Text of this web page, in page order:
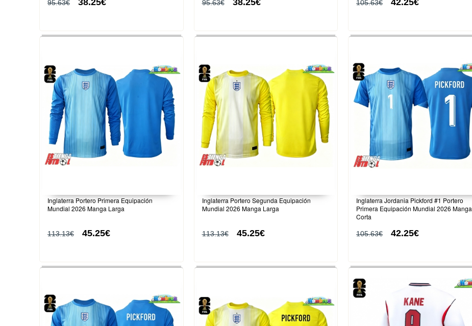
95.63€ 95.63€ 105.63€
Inglaterra Portero Primera Equipación
Mundial 2026 Manga Larga
113.13€ 45.25€
Inglaterra Portero Segunda Equipación
Mundial 2026 Manga Larga
113.13€ 45.25€
Inglaterra Jordania Pickford #1 Portero
Primera Equipación Mundial 2026 Manga
Corta
105.63€ 42.25€